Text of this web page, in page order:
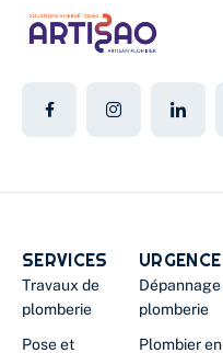
SERVICES
Travaux de
plomberie
Pose et
URGENCE
Dépannage
plomberie
Plombier en